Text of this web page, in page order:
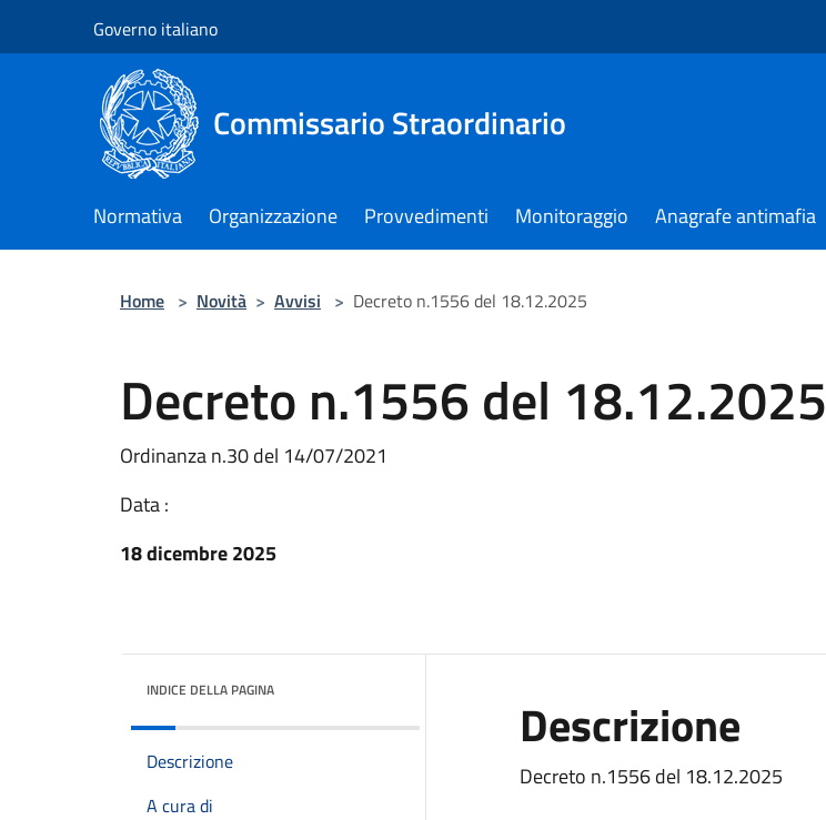
Governo italiano
Commissario Straordinario
Normativa Organizzazione Provvedimenti Monitoraggio Anagrafe antimafia
Home > Novità > Avvisi > Decreto n.1556 del 18.12.2025
Decreto n.1556 del 18.12.2025
Ordinanza n.30 del 14/07/2021
Data :
18 dicembre 2025
INDICE DELLA PAGINA
Descrizione
A cura di
Descrizione
Decreto n.1556 del 18.12.2025